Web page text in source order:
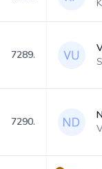
7289.
7290.